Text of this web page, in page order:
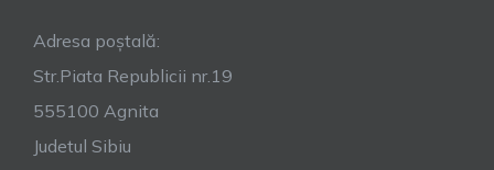
Adresa poștală:
Str.Piata Republicii nr.19
555100 Agnita
Judetul Sibiu